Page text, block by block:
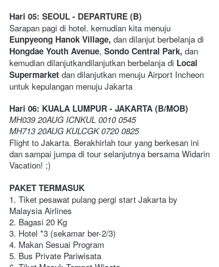
Hari 05: SEOUL - DEPARTURE (B)
Eunpyeong Hanok Village,
Hongdae Youth Avenue, Sondo Central Park, dan
kemudian dilanjutkandilanjutkan berbelanja di Local
Supermarket dan dilanjutkan menuju Airport Incheon
untuk kepulangan menuju Jakarta
Hari 06: KUALA LUMPUR - JAKARTA (B/MOB)
MH039 20AUG ICNKUL 0010 0545
MH713 20AUG KULCGK 0720 0825
Flight to Jakarta. Berakhirlah tour yang berkesan ini
dan sampai jumpa di tour selanjutnya bersama Widarin
Vacation! ;)
PAKET TERMASUK
1. Tiket pesawat pulang pergi start Jakarta by
Malaysia Airlines
2. Bagasi 20 Kg
3. Hotel *3 (sekamar ber-2/3)
4. Makan Sesuai Program
5. Bus Private Pariwisata